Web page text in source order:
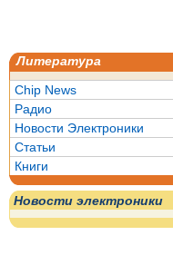
Литература
Chip News
Радио
Новости Электроники
Статьи
Книги
Новости электроники